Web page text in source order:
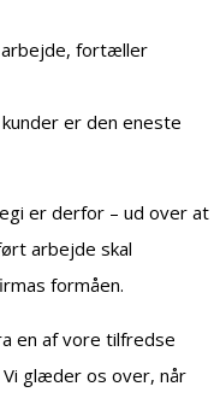
fortæller
er den eneste
er derfor – ud over at
arbejde skal
formåen.
en af vore tilfredse
Vi glæder os over, når